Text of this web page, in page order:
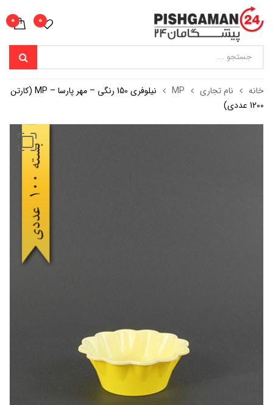
0
0
خانه نام تجاری MP
نیلوفری 150 رنگی – مهر پارسا – MP (کارتن
1200 عددی)